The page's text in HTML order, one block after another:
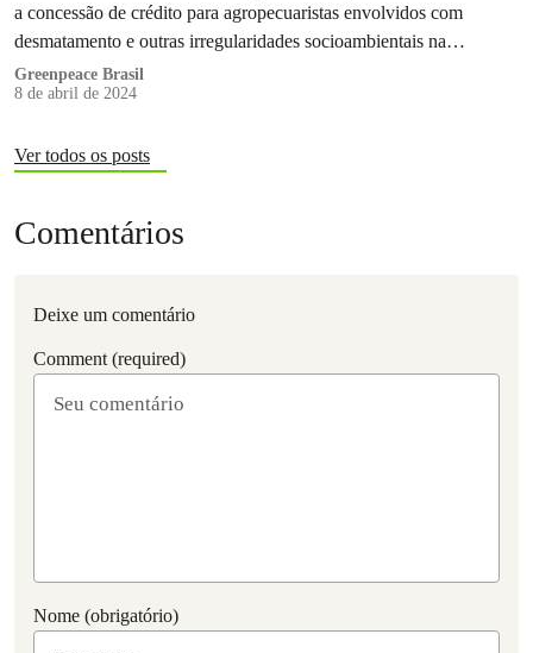
a concessão de crédito para agropecuaristas envolvidos com
desmatamento e outras irregularidades socioambientais na
Amazônia
Greenpeace Brasil
8 de abril de 2024
Ver todos os posts
Comentários
Deixe um comentário
Comment (required)
Nome (obrigatório)